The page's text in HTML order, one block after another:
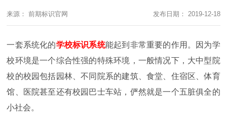
来源： 前期标识官网 发布日期： 2019-12-18
一套系统化的学校标识系统能起到非常重要的作用。因为学
校环境是一个综合性强的特殊环境，一般情况下，大中型院
校的校园包括园林、不同院系的建筑、食堂、住宿区、体育
馆、医院甚至还有校园巴士车站，俨然就是一个五脏俱全的
小社会。